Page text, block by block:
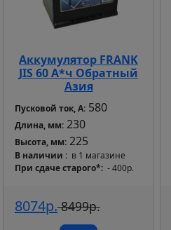
Аккумулятор FRANK
JIS 60 А*ч Обратный
Азия
Пусковой ток, А: 580
Длина, мм: 230
Высота, мм: 225
В наличии
в 1 магазине
При сдаче старого* - 400р.
8074р.8499р.